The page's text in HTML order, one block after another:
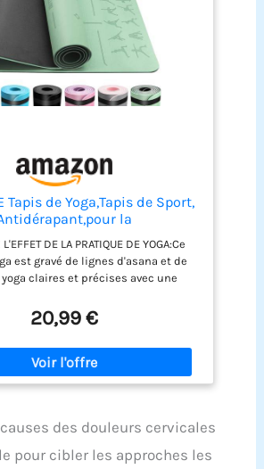
Tapis de Yoga,Tapis de Sport,
la
avec sangles de
DE LA PRATIQUE DE YOGA:Ce
est gravé de lignes d'asana et de
claires et précises avec une
contrôler la position et la posture
conséquent,ce Tapis de Yoga
la difficulté de pratiquer le
ou le pilates et améliorer l'effet de la
qui est le meilleur choix pour
antidérapant avec
texture prismatique,les deux côtés
une adhérence ultime pour vous
20,99 €
des douleurs cervicales
pour cibler les approches les